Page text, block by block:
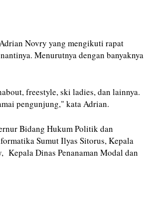
Novry yang mengikuti rapat
Menurutnya dengan banyaknya
freestyle, ski ladies, dan lainnya.
pengunjung," kata Adrian.
Bidang Hukum Politik dan
Sumut Ilyas Sitorus, Kepala
Kepala Dinas Penanaman Modal dan